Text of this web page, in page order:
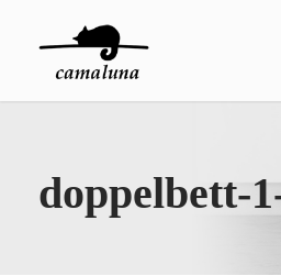
doppelbett-